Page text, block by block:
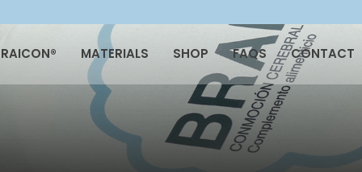
MATERIALS SHOP FAQS CONTACT